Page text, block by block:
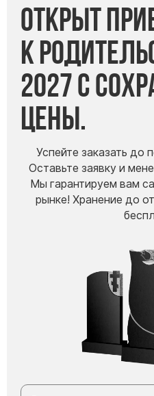
Открыт
к
2027 с
цены.
Успейте заказать до
Оставьте заявку и
Мы гарантируем вам
рынке! Хранение до